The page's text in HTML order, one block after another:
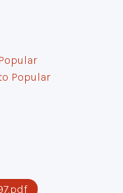
Popular